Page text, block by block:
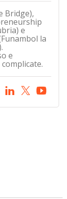
Bridge),
e
la
e